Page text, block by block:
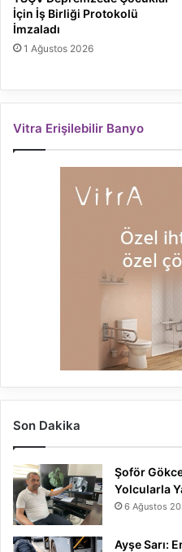
İçin İş Birliği Protokolü
İmzaladı
1 Ağustos 2026
Vitra Erişilebilir Banyo
Son Dakika
Şoför
Yolcularla
6 Ağustos
Ayşe Sarı: